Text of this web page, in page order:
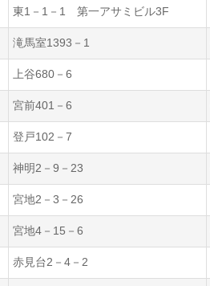
東1－1－1 第一アサミビル3F
滝馬室1393－1
上谷680－6
宮前401－6
登戸102－7
神明2－9－23
宮地2－3－26
宮地4－15－6
赤見台2－4－2